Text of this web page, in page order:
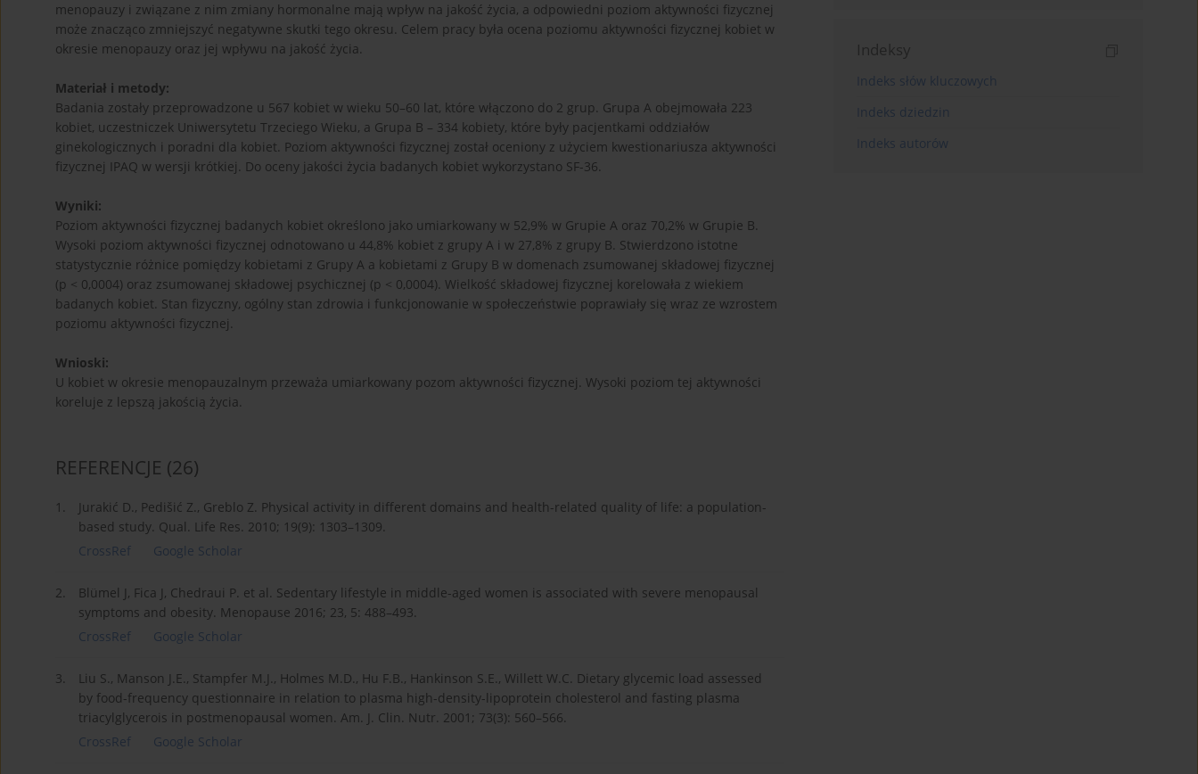
menopauzy i związane z nim zmiany hormonalne mają wpływ na jakość życia, a odpowiedni poziom aktywności fizycznej
może znacząco zmniejszyć negatywne skutki tego okresu. Celem pracy była ocena poziomu aktywności fizycznej kobiet w
okresie menopauzy oraz jej wpływu na jakość życia.
Materiał i metody:
Badania zostały przeprowadzone u 567 kobiet w wieku 50–60 lat, które włączono do 2 grup. Grupa A obejmowała 223
kobiet, uczestniczek Uniwersytetu Trzeciego Wieku, a Grupa B – 334 kobiety, które były pacjentkami oddziałów
ginekologicznych i poradni dla kobiet. Poziom aktywności fizycznej został oceniony z użyciem kwestionariusza aktywności
fizycznej IPAQ w wersji krótkiej. Do oceny jakości życia badanych kobiet wykorzystano SF-36.
Wyniki:
Poziom aktywności fizycznej badanych kobiet określono jako umiarkowany w 52,9% w Grupie A oraz 70,2% w Grupie B.
Wysoki poziom aktywności fizycznej odnotowano u 44,8% kobiet z grupy A i w 27,8% z grupy B. Stwierdzono istotne
statystycznie różnice pomiędzy kobietami z Grupy A a kobietami z Grupy B w domenach zsumowanej składowej fizycznej
(p < 0,0004) oraz zsumowanej składowej psychicznej (p < 0,0004). Wielkość składowej fizycznej korelowała z wiekiem
badanych kobiet. Stan fizyczny, ogólny stan zdrowia i funkcjonowanie w społeczeństwie poprawiały się wraz ze wzrostem
poziomu aktywności fizycznej.
Wnioski:
U kobiet w okresie menopauzalnym przeważa umiarkowany pozom aktywności fizycznej. Wysoki poziom tej aktywności
koreluje z lepszą jakością życia.
REFERENCJE (26)
1.
Jurakić D., Pedišić Z., Greblo Z. Physical activity in different domains and health-related quality of life: a population-
based study. Qual. Life Res. 2010; 19(9): 1303–1309.
CrossRef
Google Scholar
2.
Blümel J, Fica J, Chedraui P. et al. Sedentary lifestyle in middle-aged women is associated with severe menopausal
symptoms and obesity. Menopause 2016; 23, 5: 488–493.
CrossRef
Google Scholar
3.
Liu S., Manson J.E., Stampfer M.J., Holmes M.D., Hu F.B., Hankinson S.E., Willett W.C. Dietary glycemic load assessed
by food-frequency questionnaire in relation to plasma high-density-lipoprotein cholesterol and fasting plasma
triacylglycerois in postmenopausal women. Am. J. Clin. Nutr. 2001; 73(3): 560–566.
CrossRef
Google Scholar
Indeksy
Indeks słów kluczowych
Indeks dziedzin
Indeks autorów